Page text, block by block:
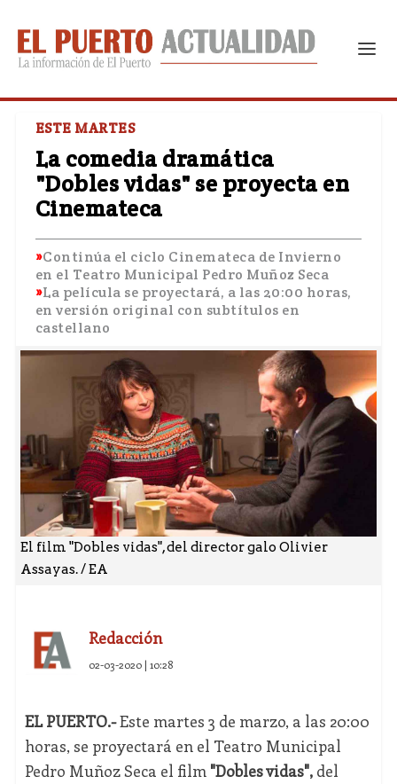
ESTE MARTES
La comedia dramática
"Dobles vidas" se proyecta en
Cinemateca
Continúa el ciclo Cinemateca de Invierno
en el Teatro Municipal Pedro Muñoz Seca
La película se proyectará, a las 20:00 horas,
en versión original con subtítulos en
castellano
El film "Dobles vidas", del director galo Olivier
Assayas. / EA
Redacción
02-03-2020 | 10:28
EL PUERTO.-Este martes 3 de marzo, a las 20:00
horas, se proyectará en el Teatro Municipal
Pedro Muñoz Seca el film "Dobles vidas",del